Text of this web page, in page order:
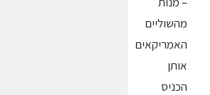
מהשוליים
האמריקאים
אותן
הכניס